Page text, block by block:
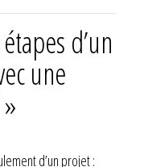
d’un
une
d’un projet :